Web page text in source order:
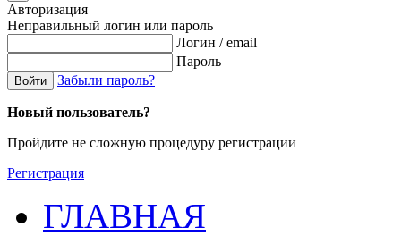
Авторизация
Неправильный логин или пароль
Логин / email
Пароль
Войти Забыли пароль?
Новый пользователь?
Пройдите не сложную процедуру регистрации
Регистрация
ГЛАВНАЯ